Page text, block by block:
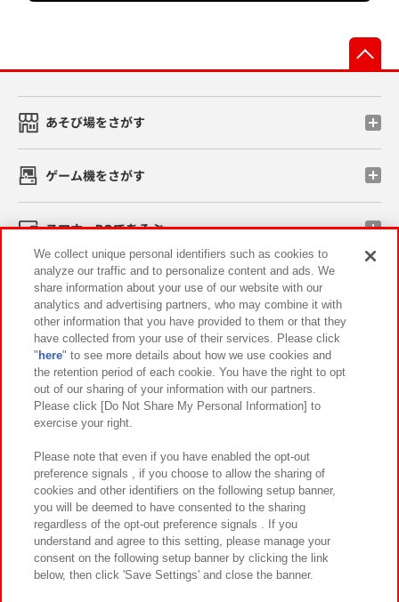
あそび場をさがす
ゲーム機をさがす
スマホ・PCであそぶ
イベント・キャンペーン
関連会社 サステナビリティ サイトポリシー
プライバシーポリシー ウェブアクセシビリティ方針と検証結果
お取引先さまとともに
カスタマーハラスメント対応方針 よくあるご質問・お問い合わせ
©Bandai Namco Amusement Inc.
We collect unique personal identifiers such as cookies to
analyze our traffic and to personalize content and ads. We
share information about your use of our website with our
analytics and advertising partners, who may combine it with
other information that you have provided to them or that they
have collected from your use of their services. Please click
" here" to see more details about how we use cookies and
the retention period of each cookie. You have the right to opt
out of our sharing of your information with our partners.
Please click [Do Not Share My Personal Information] to
exercise your right.
Please note that even if you have enabled the opt-out
preference signals , if you choose to allow the sharing of
cookies and other identifiers on the following setup banner,
you will be deemed to have consented to the sharing
regardless of the opt-out preference signals . If you
understand and agree to this setting, please manage your
consent on the following setup banner by clicking the link
below, then click 'Save Settings' and close the banner.